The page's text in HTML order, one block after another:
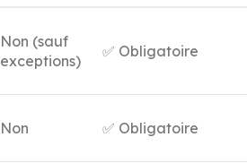
Non (sauf
exceptions)
✅ Obligatoire
Non ✅ Obligatoire